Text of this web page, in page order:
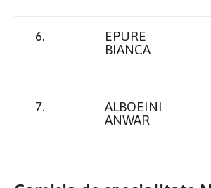
6.
EPURE
BIANCA
7.
ALBOEINI
ANWAR